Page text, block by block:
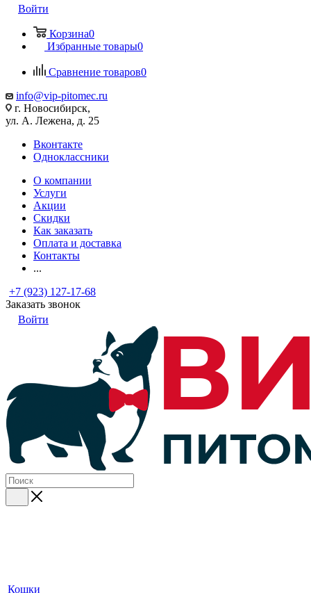
Войти
Корзина0
Избранные товары0
Сравнение товаров0
info@vip-pitomec.ru
г. Новосибирск,
ул. А. Лежена, д. 25
Вконтакте
Одноклассники
О компании
Услуги
Акции
Скидки
Как заказать
Оплата и доставка
Контакты
...
+7 (923) 127-17-68
Заказать звонок
Войти
Кошки